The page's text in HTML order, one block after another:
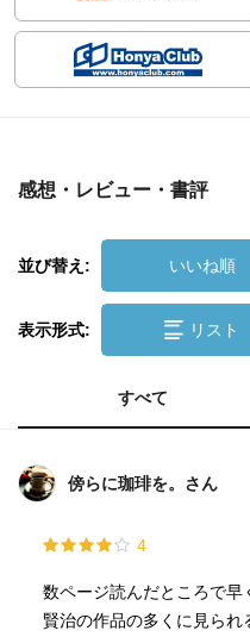
感想・レビュー・書評
並び替え: いいね順
表示形式: リスト
すべて
傍らに珈琲を。さん
4
数ページ読んだところで早
賢治の作品の多くに見られ